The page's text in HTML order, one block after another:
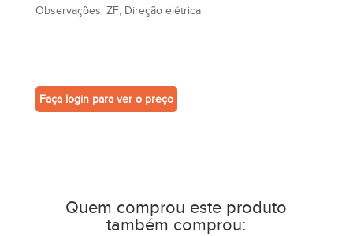
Observações: ZF, Direção elétrica
Faça login para ver o preço
Quem comprou este produto
também comprou: